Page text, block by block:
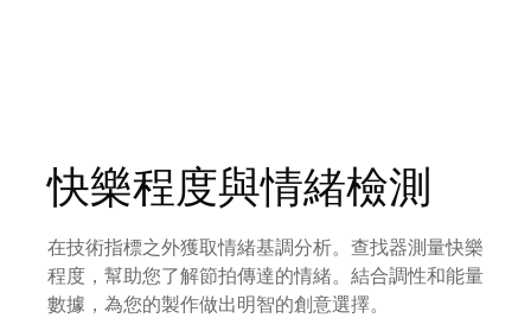
快樂程度與情緒檢測
在技術指標之外獲取情緒基調分析。查找器測量快樂
程度，幫助您了解節拍傳達的情緒。結合調性和能量
數據，為您的製作做出明智的創意選擇。